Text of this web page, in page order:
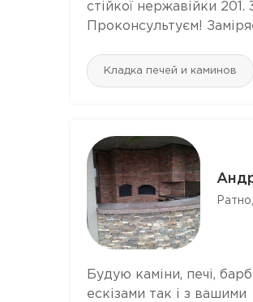
стійкої нержавійки
Проконсультуєм!
Кладка печей и каминов
Будую каміни, печі,
ескізами так і з вашими